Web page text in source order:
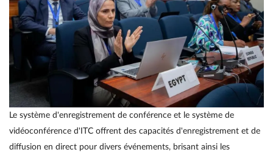
Le système d'enregistrement de conférence et le système de
vidéoconférence d'ITC offrent des capacités d'enregistrement et de
diffusion en direct pour divers événements, brisant ainsi les